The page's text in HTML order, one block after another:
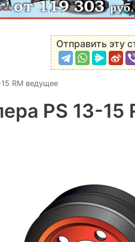
Отправить эту
RM ведущее
PS 13-15